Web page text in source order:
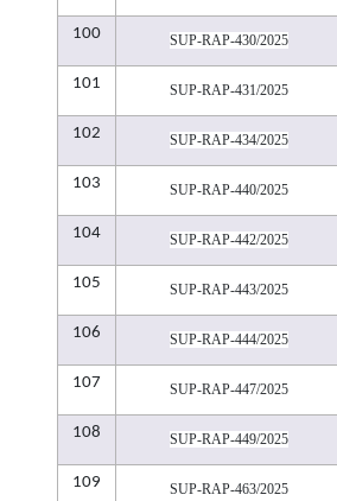
100 SUP-RAP-430/2025
101 SUP-RAP-431/2025
102 SUP-RAP-434/2025
103 SUP-RAP-440/2025
104 SUP-RAP-442/2025
105 SUP-RAP-443/2025
106 SUP-RAP-444/2025
107 SUP-RAP-447/2025
108 SUP-RAP-449/2025
109 SUP-RAP-463/2025